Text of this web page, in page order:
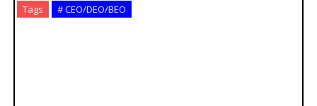
Tags # CEO/DEO/BEO